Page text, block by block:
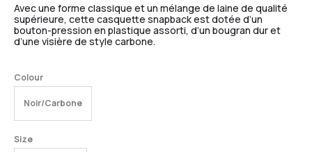
Avec une forme classique et un mélange de laine de qualité
supérieure, cette casquette snapback est dotée d’un
bouton-pression en plastique assorti, d’un bougran dur et
d’une visière de style carbone.
Colour
Noir/Carbone
Size